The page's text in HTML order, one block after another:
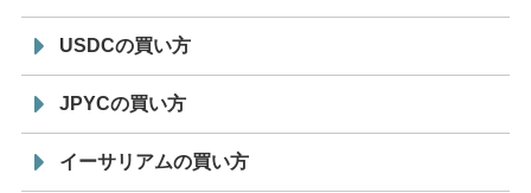
USDCの買い方
JPYCの買い方
イーサリアムの買い方